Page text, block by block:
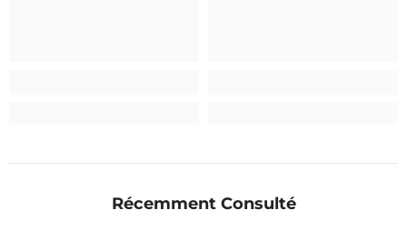
Récemment Consulté